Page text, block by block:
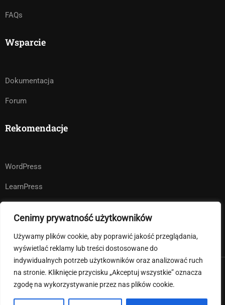
Cenimy prywatność użytkowników
Używamy plików cookie, aby poprawić jakość przeglądania,
wyświetlać reklamy lub treści dostosowane do
indywidualnych potrzeb użytkowników oraz analizować ruch
na stronie. Kliknięcie przycisku „Akceptuj wszystkie” oznacza
zgodę na wykorzystywanie przez nas plików cookie.
FAQs
Wsparcie
Dokumentacja
Forum
Rekomendacje
WordPress
LearnPress
Premium LMS & Online Education WordPress Theme
Klauzula informacyjna RODO
Deklaracja dostępności